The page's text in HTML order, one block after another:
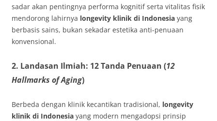
sadar akan pentingnya performa kognitif serta vitalitas fisik
mendorong lahirnya longevity klinik di Indonesia yang
berbasis sains, bukan sekadar estetika anti-penuaan
konvensional.
2. Landasan Ilmiah: 12 Tanda Penuaan (12
Hallmarks of Aging)
Berbeda dengan klinik kecantikan tradisional, longevity
klinik di Indonesia yang modern mengadopsi prinsip